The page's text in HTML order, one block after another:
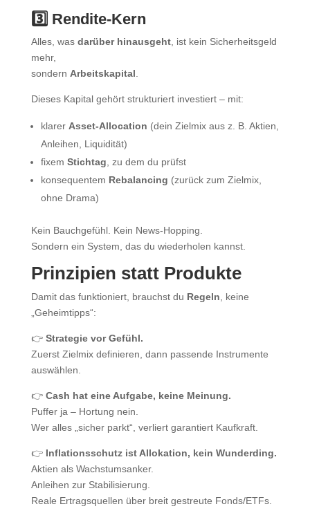
3️⃣ Rendite-Kern
Alles, was darüber hinausgeht, ist kein Sicherheitsgeld
mehr,
sondern Arbeitskapital
Dieses Kapital gehört strukturiert investiert – mit:
klarer Asset-Allocation (dein Zielmix aus z. B. Aktien,
Anleihen, Liquidität)
fixem Stichtag , zu dem du prüfst
konsequentem Rebalancing (zurück zum Zielmix,
ohne Drama)
Kein Bauchgefühl. Kein News-Hopping.
Sondern ein System, das du wiederholen kannst.
Prinzipien statt Produkte
Damit das funktioniert, brauchst du Regeln , keine
„Geheimtipps“:
👉 Strategie vor Gefühl.
Zuerst Zielmix definieren, dann passende Instrumente
auswählen.
👉 Cash hat eine Aufgabe, keine Meinung.
Puffer ja – Hortung nein.
Wer alles „sicher parkt“, verliert garantiert Kaufkraft.
👉 Inflationsschutz ist Allokation, kein Wunderding.
Aktien als Wachstumsanker.
Anleihen zur Stabilisierung.
Reale Ertragsquellen über breit gestreute Fonds/ETFs.